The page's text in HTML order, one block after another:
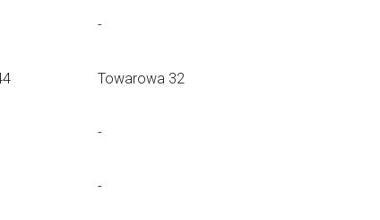
-
Towarowa 32
-
-